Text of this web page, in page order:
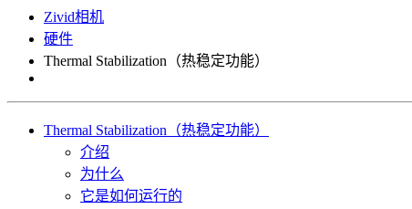
Zivid相机
硬件
Thermal Stabilization（热稳定功能）
Thermal Stabilization（热稳定功能）
介绍
为什么
它是如何运行的